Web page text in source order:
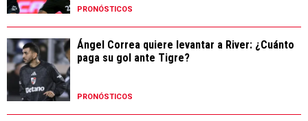
PRONÓSTICOS
Ángel Correa quiere levantar a River: ¿Cuánto
paga su gol ante Tigre?
PRONÓSTICOS